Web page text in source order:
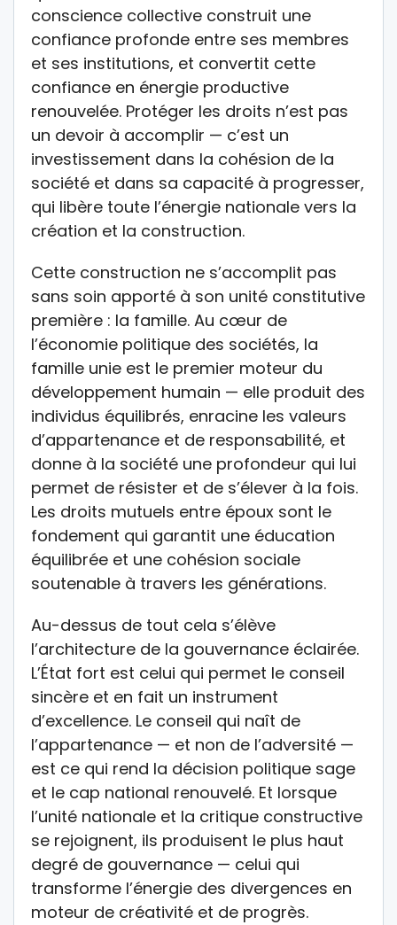
conscience collective construit une
confiance profonde entre ses membres
et ses institutions, et convertit cette
confiance en énergie productive
renouvelée. Protéger les droits n’est pas
un devoir à accomplir — c’est un
investissement dans la cohésion de la
société et dans sa capacité à progresser,
qui libère toute l’énergie nationale vers la
création et la construction.
Cette construction ne s’accomplit pas
sans soin apporté à son unité constitutive
première : la famille. Au cœur de
l’économie politique des sociétés, la
famille unie est le premier moteur du
développement humain — elle produit des
individus équilibrés, enracine les valeurs
d’appartenance et de responsabilité, et
donne à la société une profondeur qui lui
permet de résister et de s’élever à la fois.
Les droits mutuels entre époux sont le
fondement qui garantit une éducation
équilibrée et une cohésion sociale
soutenable à travers les générations.
Au-dessus de tout cela s’élève
l’architecture de la gouvernance éclairée.
L’État fort est celui qui permet le conseil
sincère et en fait un instrument
d’excellence. Le conseil qui naît de
l’appartenance — et non de l’adversité —
est ce qui rend la décision politique sage
et le cap national renouvelé. Et lorsque
l’unité nationale et la critique constructive
se rejoignent, ils produisent le plus haut
degré de gouvernance — celui qui
transforme l’énergie des divergences en
moteur de créativité et de progrès.